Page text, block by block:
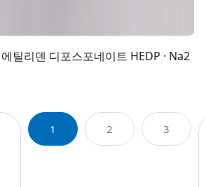
틸리덴 디포스포네이트 HEDP · Na2
1 2 3